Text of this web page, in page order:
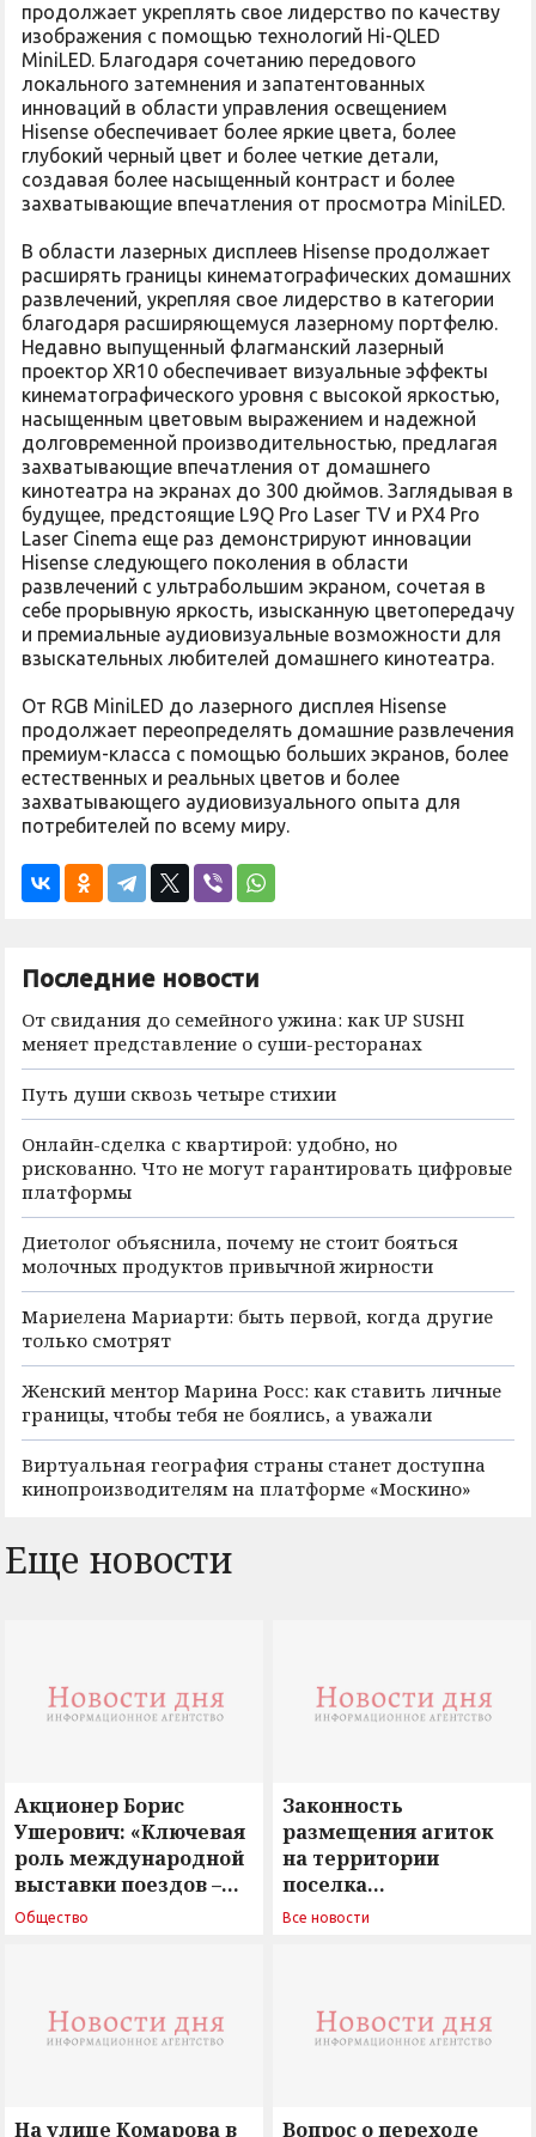
продолжает укреплять свое лидерство по качеству
изображения с помощью технологий Hi-QLED
MiniLED. Благодаря сочетанию передового
локального затемнения и запатентованных
инноваций в области управления освещением
Hisense обеспечивает более яркие цвета, более
глубокий черный цвет и более четкие детали,
создавая более насыщенный контраст и более
захватывающие впечатления от просмотра MiniLED.
В области лазерных дисплеев Hisense продолжает
расширять границы кинематографических домашних
развлечений, укрепляя свое лидерство в категории
благодаря расширяющемуся лазерному портфелю.
Недавно выпущенный флагманский лазерный
проектор XR10 обеспечивает визуальные эффекты
кинематографического уровня с высокой яркостью,
насыщенным цветовым выражением и надежной
долговременной производительностью, предлагая
захватывающие впечатления от домашнего
кинотеатра на экранах до 300 дюймов. Заглядывая в
будущее, предстоящие L9Q Pro Laser TV и PX4 Pro
Laser Cinema еще раз демонстрируют инновации
Hisense следующего поколения в области
развлечений с ультрабольшим экраном, сочетая в
себе прорывную яркость, изысканную цветопередачу
и премиальные аудиовизуальные возможности для
взыскательных любителей домашнего кинотеатра.
От RGB MiniLED до лазерного дисплея Hisense
продолжает переопределять домашние развлечения
премиум-класса с помощью больших экранов, более
естественных и реальных цветов и более
захватывающего аудиовизуального опыта для
потребителей по всему миру.
Последние новости
От свидания до семейного ужина: как UP SUSHI
меняет представление о суши-ресторанах
Путь души сквозь четыре стихии
Онлайн-сделка с квартирой: удобно, но
рискованно. Что не могут гарантировать цифровые
платформы
Диетолог объяснила, почему не стоит бояться
молочных продуктов привычной жирности
Мариелена Мариарти: быть первой, когда другие
только смотрят
Женский ментор Марина Росс: как ставить личные
границы, чтобы тебя не боялись, а уважали
Виртуальная география страны станет доступна
кинопроизводителям на платформе «Москино»
Еще новости
Акционер Борис
Ушерович: «Ключевая
роль международной
выставки поездов –
поиск ответов на
Общество
Законность
размещения агиток
на территории
поселка
Новосергиевка
Все новости
На улице Комарова в Вопрос о переходе